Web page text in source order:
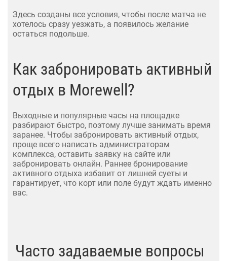
Здесь созданы все условия, чтобы после матча не
хотелось сразу уезжать, а появилось желание
остаться подольше.
Как забронировать активный
отдых в Morewell?
Выходные и популярные часы на площадке
разбирают быстро, поэтому лучше занимать время
заранее. Чтобы забронировать активный отдых,
проще всего написать администраторам
комплекса, оставить заявку на сайте или
забронировать онлайн. Раннее бронирование
активного отдыха избавит от лишней суеты и
гарантирует, что корт или поле будут ждать именно
вас.
Часто задаваемые вопросы